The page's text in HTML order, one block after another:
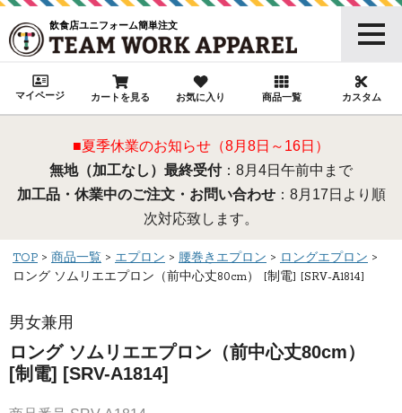
飲食店ユニフォーム簡単注文
マイページ カートを見る お気に入り 商品一覧 カスタム
■夏季休業のお知らせ（8月8日～16日）
無地（加工なし）最終受付：8月4日午前中まで
加工品・休業中のご注文・お問い合わせ：8月17日より順
次対応致します。
TOP 商品一覧 エプロン 腰巻きエプロン
ロングエプロン
ロング ソムリエエプロン（前中心丈80cm） [制電] [SRV-A1814]
男女兼用
ロング ソムリエエプロン（前中心丈80cm）
[制電] [SRV-A1814]